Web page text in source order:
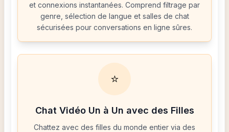
et connexions instantanées. Comprend filtrage par
genre, sélection de langue et salles de chat
sécurisées pour conversations en ligne sûres.
⭐
Chat Vidéo Un à Un avec des Filles
Chattez avec des filles du monde entier via des